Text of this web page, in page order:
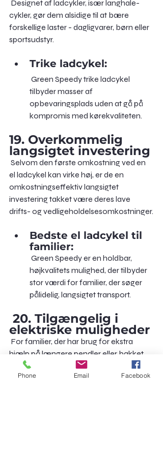
cykler, gør dem alsidige til at bære
forskellige laster - dagligvarer, børn eller
sportsudstyr.
Trike ladcykel:
tilbyder masser af
opbevaringsplads uden at gå på
kompromis med kørekvaliteten.
19. Overkommelig
langsigtet investering
el ladcykel kan virke høj, er de en
omkostningseffektiv langsigtet
investering takket være deres lave
drifts- og vedligeholdelsesomkostninger.
Bedste el ladcykel til
familier:
højkvalitets mulighed, der tilbyder
stor værdi for familier, der søger
pålidelig, langsigtet transport.
20. Tilgængelig i
elektriske muligheder
hjælp på længere pendler eller bakket
terræn, er elektriske ladcykler ideelle.
Den elektriske hjælpemotor gør det
Phone Email Facebook